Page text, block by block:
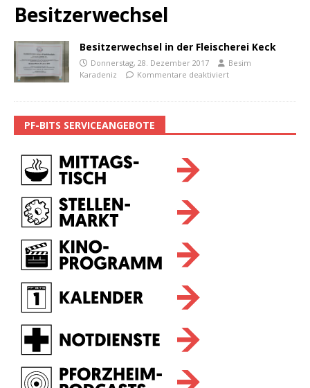
Besitzerwechsel
Besitzerwechsel in der Fleischerei Keck
Donnerstag, 28. Dezember 2017
Besim
Karadeniz
Kommentare deaktiviert
PF-BITS SERVICEANGEBOTE